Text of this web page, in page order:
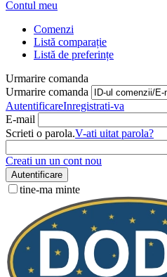
Contul meu
Comenzi
Listă comparație
Listă de preferințe
Urmarire comanda
Urmarire comanda
AutentificareInregistrati-va
E-mail
Scrieti o parola.V-ati uitat parola?
Creati un un cont nou
Autentificare
tine-ma minte